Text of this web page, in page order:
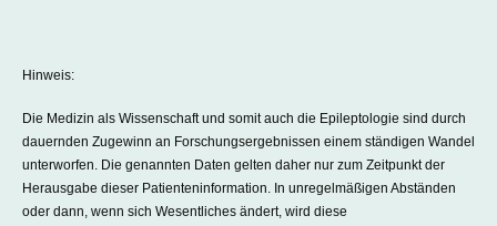
Hinweis:
Die Medizin als Wissenschaft und somit auch die Epileptologie sind durch
dauernden Zugewinn an Forschungsergebnissen einem ständigen Wandel
unterworfen. Die genannten Daten gelten daher nur zum Zeitpunkt der
Herausgabe dieser Patienteninformation. In unregelmäßigen Abständen
oder dann, wenn sich Wesentliches ändert, wird diese